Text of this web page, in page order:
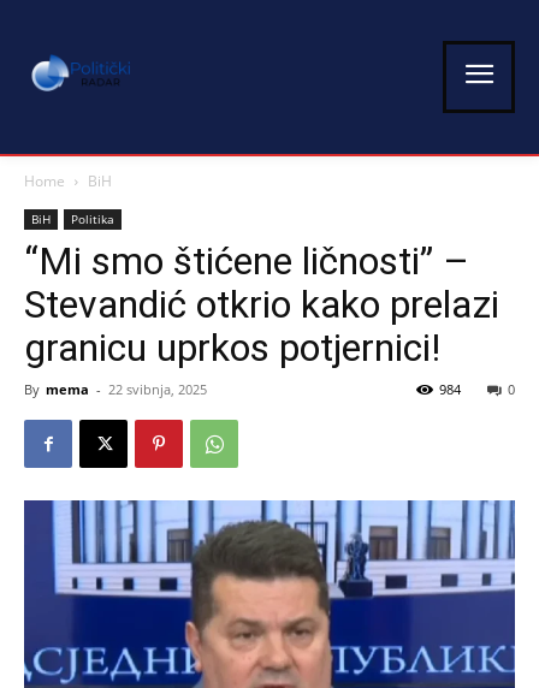
Home BiH
BiH Politika
“Mi smo štićene ličnosti” –
Stevandić otkrio kako prelazi
granicu uprkos potjernici!
By mema - 22 svibnja, 2025 0
984